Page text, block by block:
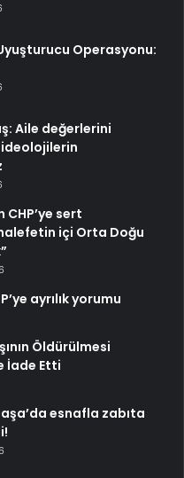
Operasyonu:
Aile değerlerini
CHP’ye sert
içi Orta Doğu
ayrılık yorumu
Öldürülmesi
İade Etti
esnafla zabıta